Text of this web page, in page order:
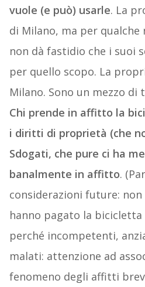
vuole (e può) usarle. La
di Milano, ma per qualche
non dà fastidio che i suoi
per quello scopo. La
Milano. Sono un mezzo
Chi prende in affitto la
i diritti di proprietà (che
Sdogati, che pure ci ha
banalmente in affitto.
considerazioni future:
hanno pagato la
perché incompetenti,
malati: attenzione ad
fenomeno degli affitti